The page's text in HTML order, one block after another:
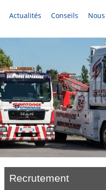
Actualités Conseils
Recrutement